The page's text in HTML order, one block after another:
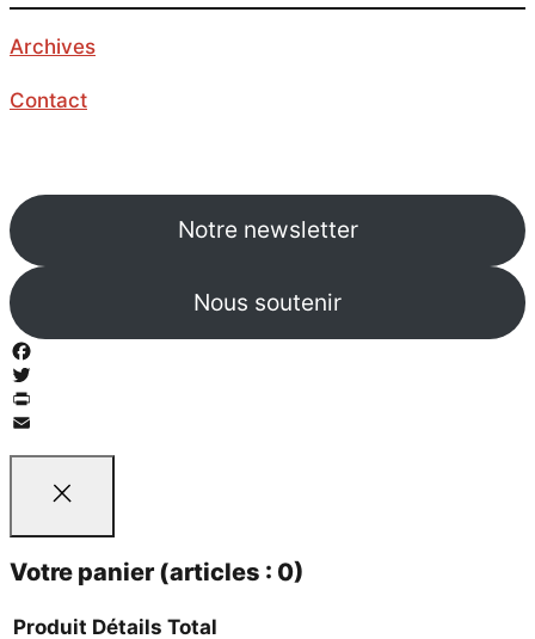
Archives
Contact
Notre newsletter
Nous soutenir
Facebook
Twitter
PrintFriendly
Votre panier (articles : 0)
Produit Détails Total